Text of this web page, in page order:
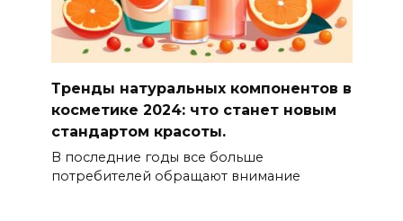
Тренды натуральных компонентов в
косметике 2024: что станет новым
стандартом красоты.
В последние годы все больше
потребителей обращают внимание